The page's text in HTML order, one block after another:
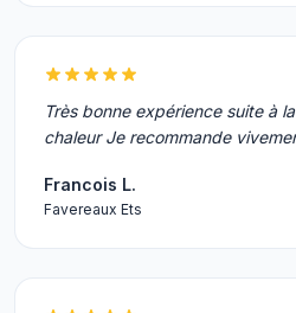
Très bonne expérience suite à
chaleur Je recommande
Francois L.
Favereaux Ets